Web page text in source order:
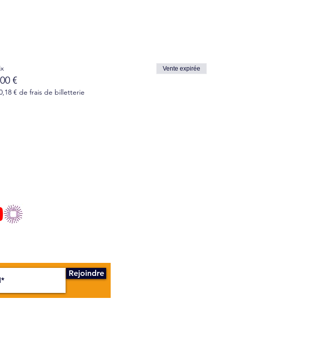
€
€ de frais de billetterie
Vente expirée
Rejoindre